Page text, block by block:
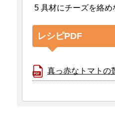
具材にチーズを絡め
レシピPDF
真っ赤なトマトの